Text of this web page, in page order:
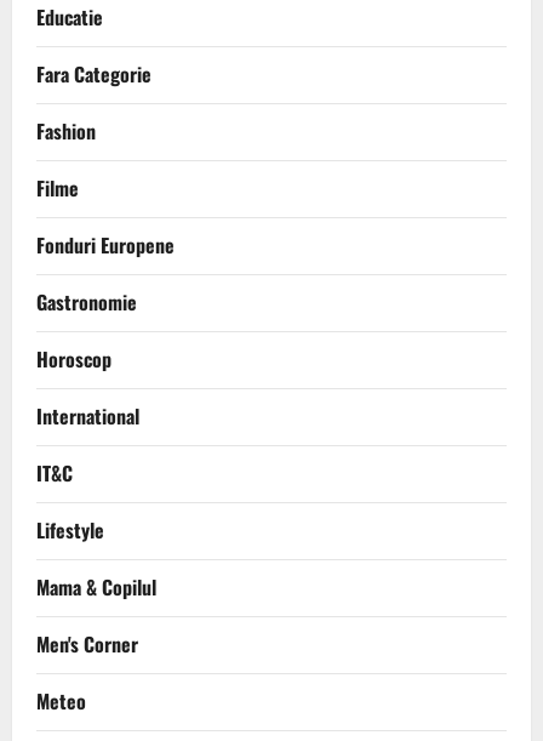
Educatie
Fara Categorie
Fashion
Filme
Fonduri Europene
Gastronomie
Horoscop
International
IT&C
Lifestyle
Mama & Copilul
Men's Corner
Meteo